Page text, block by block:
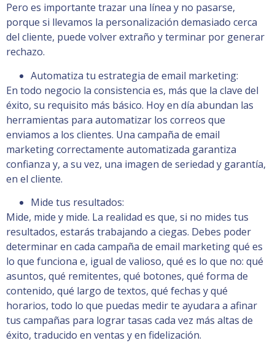
Pero es importante trazar una línea y no pasarse,
porque si llevamos la personalización demasiado cerca
del cliente, puede volver extraño y terminar por generar
rechazo.
Automatiza tu estrategia de email marketing:
En todo negocio la consistencia es, más que la clave del
éxito, su requisito más básico. Hoy en día abundan las
herramientas para automatizar los correos que
enviamos a los clientes. Una campaña de email
marketing correctamente automatizada garantiza
confianza y, a su vez, una imagen de seriedad y garantía,
en el cliente.
Mide tus resultados:
Mide, mide y mide. La realidad es que, si no mides tus
resultados, estarás trabajando a ciegas. Debes poder
determinar en cada campaña de email marketing qué es
lo que funciona e, igual de valioso, qué es lo que no: qué
asuntos, qué remitentes, qué botones, qué forma de
contenido, qué largo de textos, qué fechas y qué
horarios, todo lo que puedas medir te ayudara a afinar
tus campañas para lograr tasas cada vez más altas de
éxito, traducido en ventas y en fidelización.